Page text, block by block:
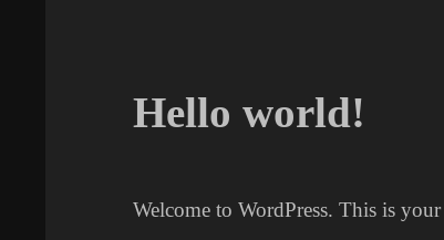
Hello world!
Welcome to WordPress. This is